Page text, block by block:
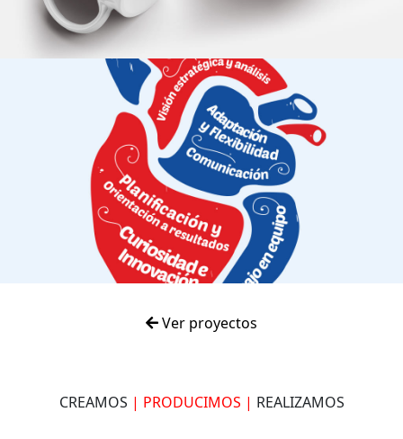
Ver proyectos
CREAMOS | PRODUCIMOS | REALIZAMOS